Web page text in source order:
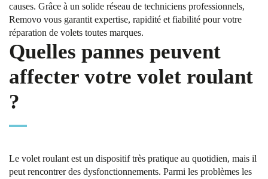
causes. Grâce à un solide réseau de techniciens professionnels,
Removo vous garantit expertise, rapidité et fiabilité pour votre
réparation de volets toutes marques.
Quelles pannes peuvent
affecter votre volet roulant
?
Le volet roulant est un dispositif très pratique au quotidien, mais il
peut rencontrer des dysfonctionnements. Parmi les problèmes les